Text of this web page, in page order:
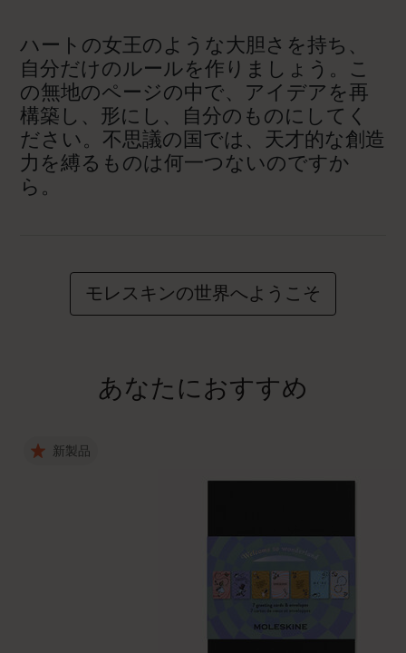
ハートの女王のような大胆さを持ち、
自分だけのルールを作りましょう。こ
の無地のページの中で、アイデアを再
構築し、形にし、自分のものにしてく
ださい。不思議の国では、天才的な創造
力を縛るものは何一つないのですか
ら。
モレスキンの世界へようこそ
あなたにおすすめ
新製品